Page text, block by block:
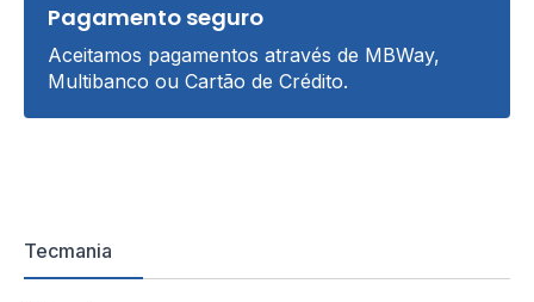
Pagamento seguro
Aceitamos pagamentos através de MBWay,
Multibanco ou Cartão de Crédito.
Tecmania